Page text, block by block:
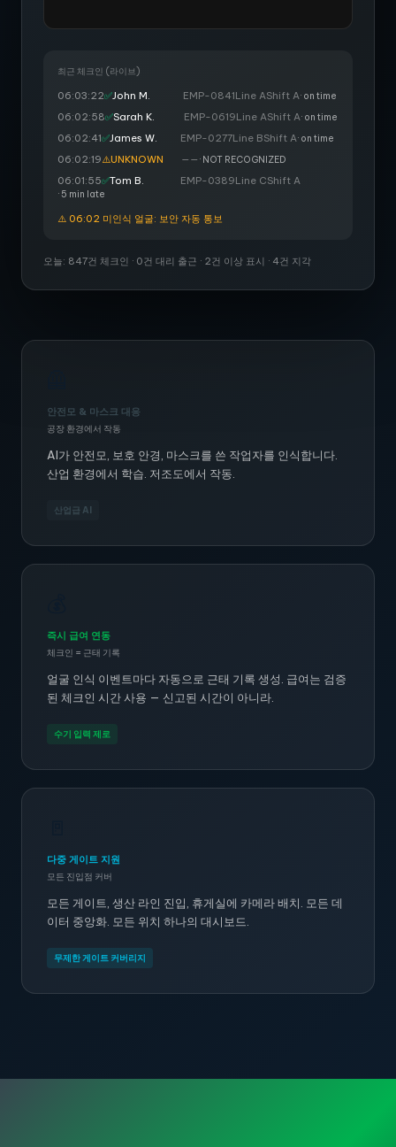
최근 체크인 (라이브)
06:03:22✅John M. EMP-0841Line AShift A· on time
06:02:58✅Sarah K. EMP-0619Line AShift A· on time
06:02:41✅James W. EMP-0277Line BShift A· on time
06:02:19⚠️UNKNOWN — — · NOT RECOGNIZED
06:01:55✅Tom B. EMP-0389Line CShift A
· 5 min late
⚠️ 06:02 미인식 얼굴: 보안 자동 통보
오늘: 847건 체크인 · 0건 대리 출근 · 2건 이상 표시 · 4건 지각
안전모 & 마스크 대응
공장 환경에서 작동
AI가 안전모, 보호 안경, 마스크를 쓴 작업자를 인식합니다.
산업 환경에서 학습. 저조도에서 작동.
산업급 AI
즉시 급여 연동
체크인 = 근태 기록
얼굴 인식 이벤트마다 자동으로 근태 기록 생성. 급여는 검증
된 체크인 시간 사용 — 신고된 시간이 아니라.
수기 입력 제로
다중 게이트 지원
모든 진입점 커버
모든 게이트, 생산 라인 진입, 휴게실에 카메라 배치. 모든 데
이터 중앙화. 모든 위치 하나의 대시보드.
무제한 게이트 커버리지